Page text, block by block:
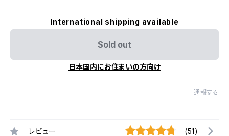
International shipping available
Sold out
日本国内にお住まいの方向け
通報する
レビュー (51)